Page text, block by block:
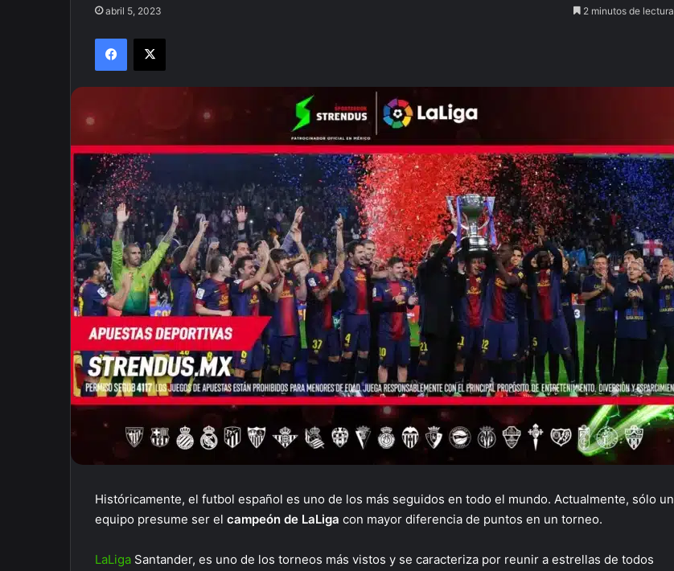
abril 5, 2023 2 minutos de lectura
Facebook
X
Históricamente, el futbol español es uno de los más seguidos en todo el mundo. Actualmente, sólo un
equipo presume ser el campeón de LaLiga con mayor diferencia de puntos en un torneo.
LaLiga Santander, es uno de los torneos más vistos y se caracteriza por reunir a estrellas de todos